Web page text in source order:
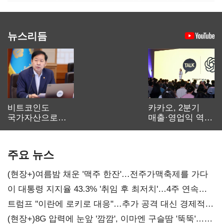
뉴스리듬
비트코인도
국가자산으로…'
카카오, 2분기
매출·영업익 역대
주요 뉴스
(현장+)여름밤 채운 '맥주 한잔'…전주가맥축제를 가다
이 대통령 지지율 43.3% '취임 후 최저치'…4주 연속
'하락'
트럼프 "이란에 로키로 대응"…추가 공격 대신 경제적
압박 시사
(현장+)8G 압력에 눈앞 '깜깜', 이마엔 구슬땀 '뚝뚝'…